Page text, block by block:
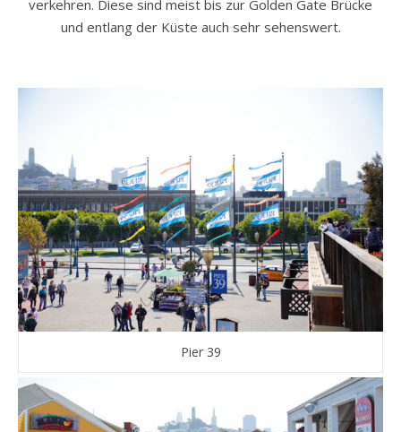
verkehren. Diese sind meist bis zur Golden Gate Brücke
und entlang der Küste auch sehr sehenswert.
Pier 39